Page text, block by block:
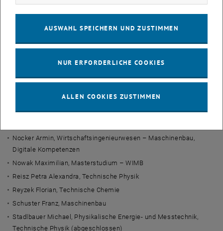
Langwieser Christoph, Energie- und Automatisierungstechnik,
Elektrotechnik und Informationstechnik
Automatisierungstechnik
Muhr Christopher, Wirtschaftsingenieurwesen – Maschinenbau,
Nocker Armin, Wirtschaftsingenieurwesen – Maschinenbau,
Digitale Kompetenzen
Nowak Maximilian, Masterstudium – WIMB
Reisz Petra Alexandra, Technische Physik
Reyzek Florian, Technische Chemie
Schuster Franz, Maschinenbau
Stadlbauer Michael, Physikalische Energie- und Messtechnik,
Technische Physik (abgeschlossen)
AUSWAHL SPEICHERN UND ZUSTIMMEN
NUR ERFORDERLICHE COOKIES
ALLEN COOKIES ZUSTIMMEN